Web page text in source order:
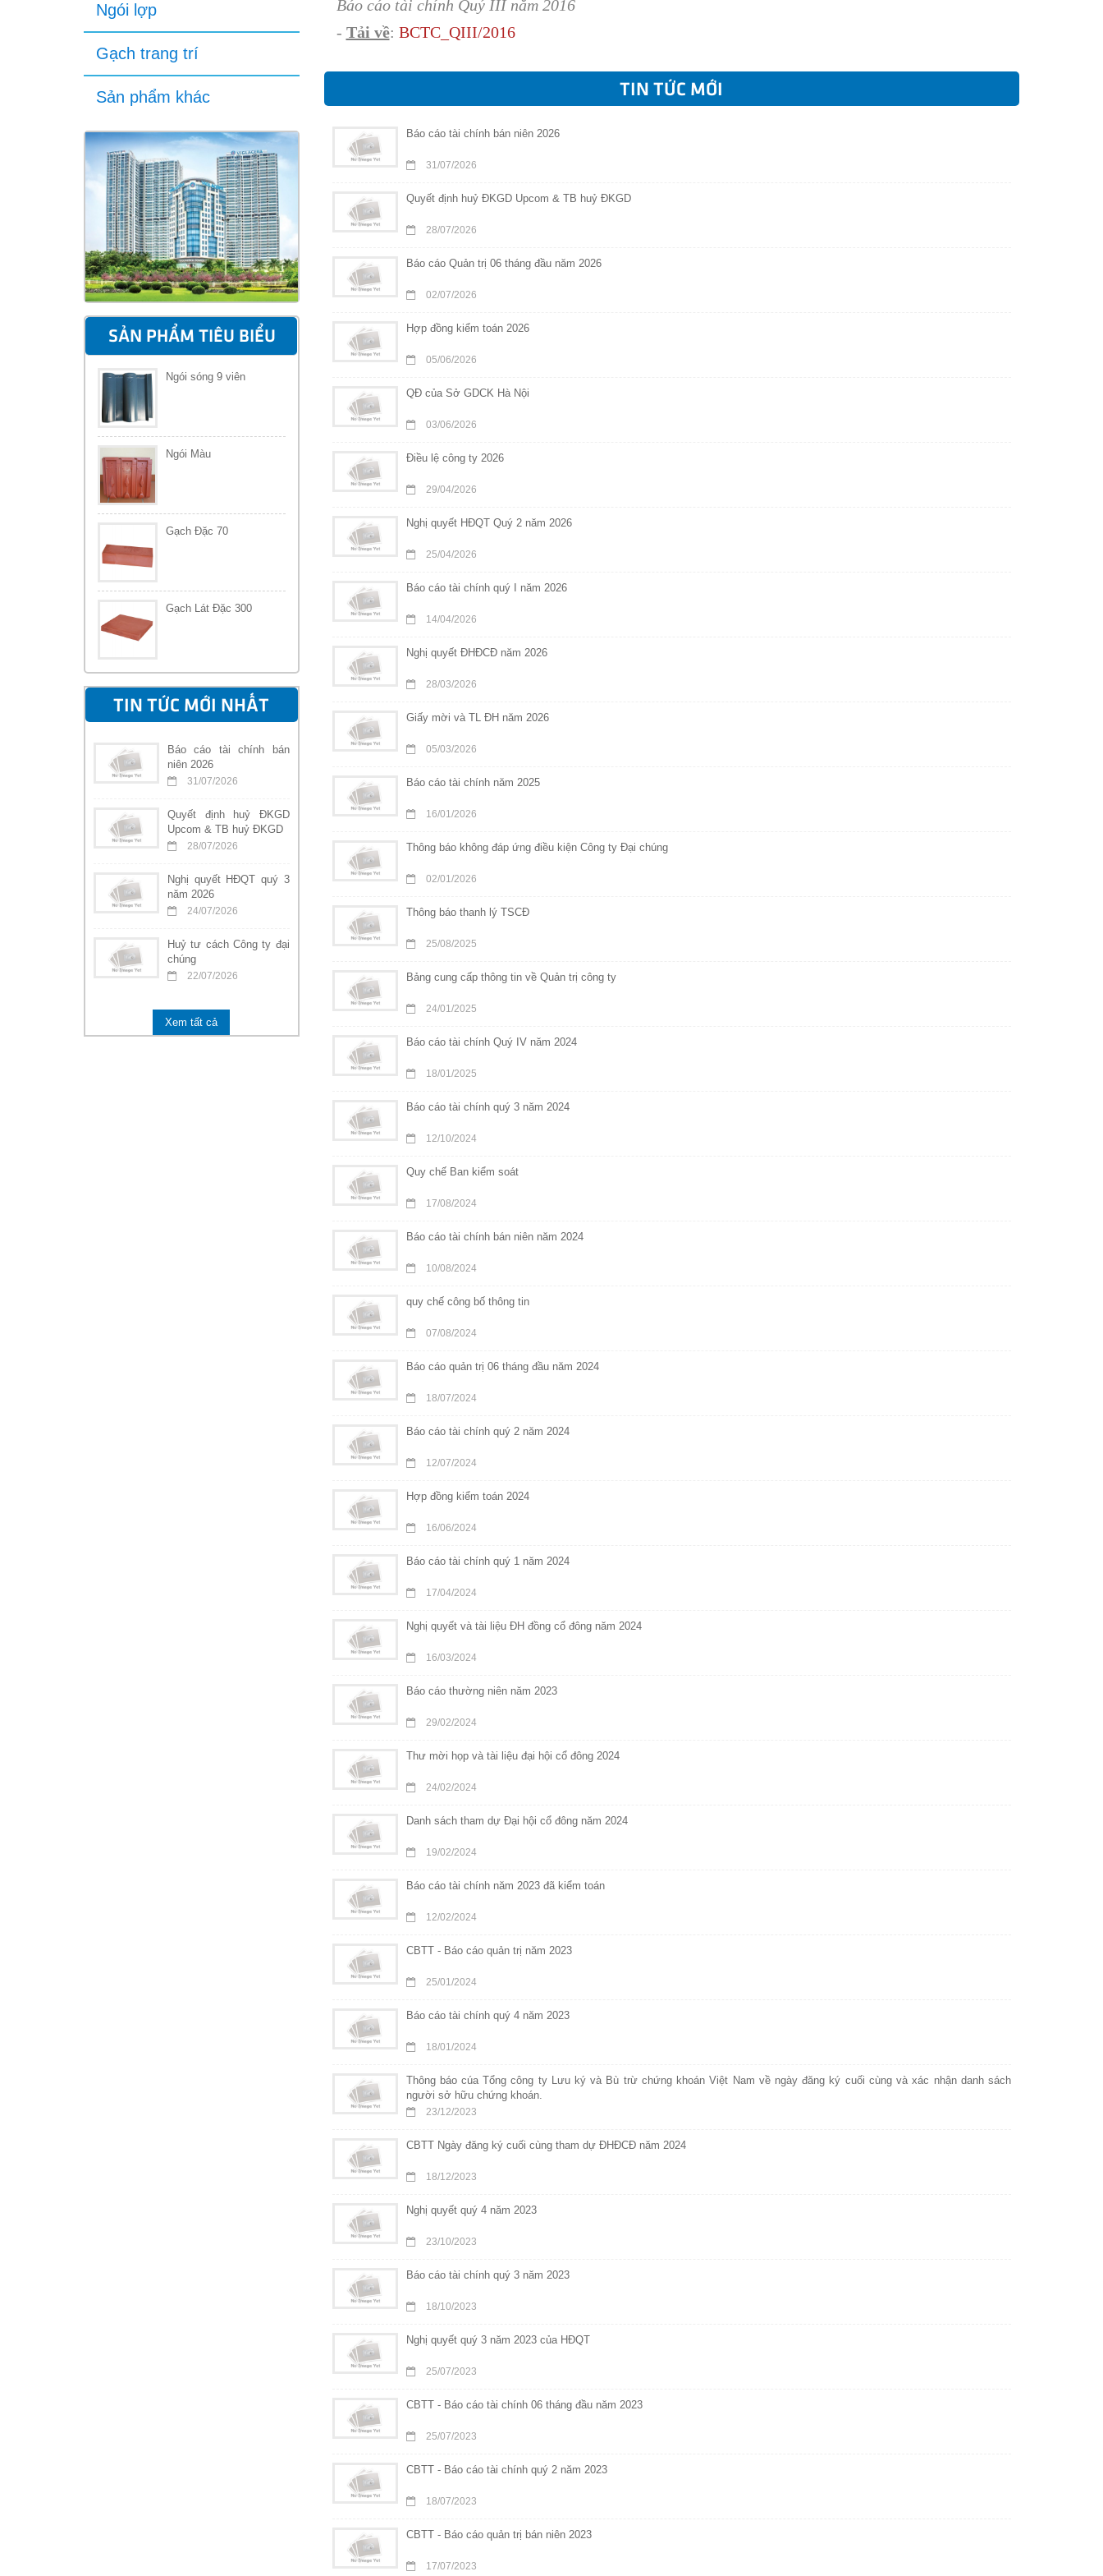
Ngói lợp
Gạch trang trí
Sản phẩm khác
SẢN PHẨM TIÊU BIỂU
Ngói sóng 9 viên
Ngói Màu
Gạch Đặc 70
Gạch Lát Đặc 300
TIN TỨC MỚI NHẤT
Báo cáo tài chính bán
niên 2026
31/07/2026
Quyết định huỷ ĐKGD
Upcom & TB huỷ ĐKGD
28/07/2026
Nghị quyết HĐQT quý 3
năm 2026
24/07/2026
Huỷ tư cách Công ty đại
chúng
22/07/2026
Xem tất cả
Báo cáo tài chính Quý III năm 2016
- Tải về: BCTC_QIII/2016
TIN TỨC MỚI
Báo cáo tài chính bán niên 2026
31/07/2026
Quyết định huỷ ĐKGD Upcom & TB huỷ ĐKGD
28/07/2026
Báo cáo Quản trị 06 tháng đầu năm 2026
02/07/2026
Hợp đồng kiểm toán 2026
05/06/2026
QĐ của Sở GDCK Hà Nội
03/06/2026
Điều lệ công ty 2026
29/04/2026
Nghị quyết HĐQT Quý 2 năm 2026
25/04/2026
Báo cáo tài chính quý I năm 2026
14/04/2026
Nghị quyết ĐHĐCĐ năm 2026
28/03/2026
Giấy mời và TL ĐH năm 2026
05/03/2026
Báo cáo tài chính năm 2025
16/01/2026
Thông báo không đáp ứng điều kiện Công ty Đại chúng
02/01/2026
Thông báo thanh lý TSCĐ
25/08/2025
Bảng cung cấp thông tin về Quản trị công ty
24/01/2025
Báo cáo tài chính Quý IV năm 2024
18/01/2025
Báo cáo tài chính quý 3 năm 2024
12/10/2024
Quy chế Ban kiểm soát
17/08/2024
Báo cáo tài chính bán niên năm 2024
10/08/2024
quy chế công bố thông tin
07/08/2024
Báo cáo quản trị 06 tháng đầu năm 2024
18/07/2024
Báo cáo tài chính quý 2 năm 2024
12/07/2024
Hợp đồng kiểm toán 2024
16/06/2024
Báo cáo tài chính quý 1 năm 2024
17/04/2024
Nghị quyết và tài liệu ĐH đồng cổ đông năm 2024
16/03/2024
Báo cáo thường niên năm 2023
29/02/2024
Thư mời họp và tài liệu đại hội cổ đông 2024
24/02/2024
Danh sách tham dự Đại hội cổ đông năm 2024
19/02/2024
Báo cáo tài chính năm 2023 đã kiểm toán
12/02/2024
CBTT - Báo cáo quản trị năm 2023
25/01/2024
Báo cáo tài chính quý 4 năm 2023
18/01/2024
Thông báo cúa Tổng công ty Lưu ký và Bù trừ chứng khoán Việt Nam về ngày đăng ký cuối cùng và xác nhận danh sách
người sở hữu chứng khoán.
23/12/2023
CBTT Ngày đăng ký cuối cùng tham dự ĐHĐCĐ năm 2024
18/12/2023
Nghị quyết quý 4 năm 2023
23/10/2023
Báo cáo tài chính quý 3 năm 2023
18/10/2023
Nghị quyết quý 3 năm 2023 của HĐQT
25/07/2023
CBTT - Báo cáo tài chính 06 tháng đầu năm 2023
25/07/2023
CBTT - Báo cáo tài chính quý 2 năm 2023
18/07/2023
CBTT - Báo cáo quản trị bán niên 2023
17/07/2023